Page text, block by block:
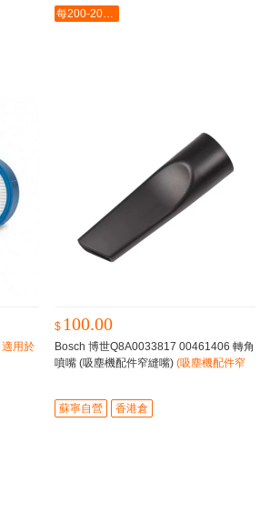
每200-20最多-2000
適用於
$ 100.00
Bosch 博世Q8A0033817 00461406 轉角
噴嘴 (吸塵機配件窄縫嘴) (吸塵機配件窄
蘇寧自營 香港倉